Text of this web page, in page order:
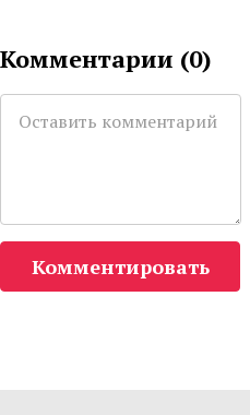
Комментарии (0)
Комментировать